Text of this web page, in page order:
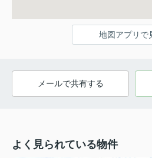
地図アプリで
メールで共有する
よく見られている物件